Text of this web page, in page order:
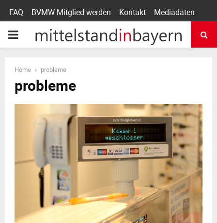
FAQ BVMW Mitglied werden Kontakt Mediadaten
P
R
M
Home probleme
probleme